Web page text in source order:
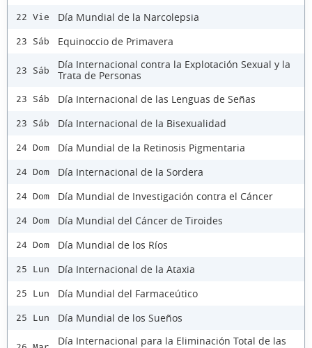
22 Vie Día Mundial de la Narcolepsia
23 Sáb Equinoccio de Primavera
23 Sáb
Día Internacional contra la Explotación Sexual y la
Trata de Personas
23 Sáb Día Internacional de las Lenguas de Señas
23 Sáb Día Internacional de la Bisexualidad
24 Dom Día Mundial de la Retinosis Pigmentaria
24 Dom Día Internacional de la Sordera
24 Dom Día Mundial de Investigación contra el Cáncer
24 Dom Día Mundial del Cáncer de Tiroides
24 Dom Día Mundial de los Ríos
25 Lun Día Internacional de la Ataxia
25 Lun Día Mundial del Farmaceútico
25 Lun Día Mundial de los Sueños
Día Internacional para la Eliminación Total de las